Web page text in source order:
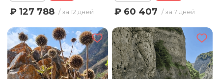
₽ 127 788 / за 12 дней ₽ 60 407 / за 7 дней